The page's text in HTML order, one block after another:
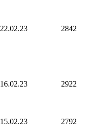
22.02.23 2842
16.02.23 2922
15.02.23 2792